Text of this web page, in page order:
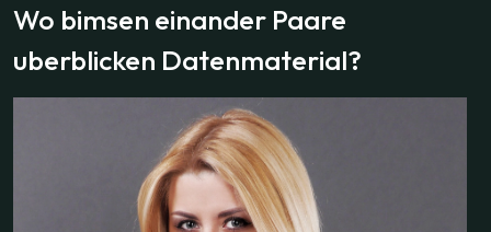
Wo bimsen einander Paare
uberblicken Datenmaterial?